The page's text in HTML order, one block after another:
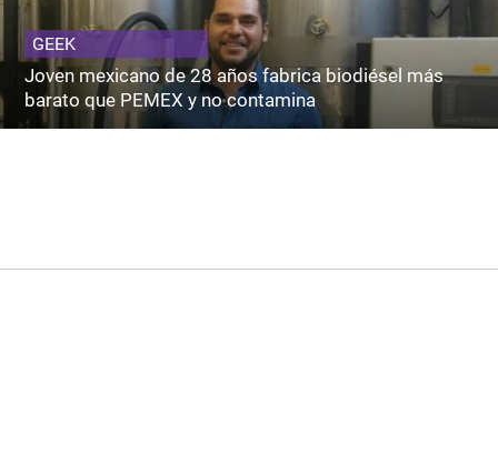
GEEK
Joven mexicano de 28 años fabrica biodiésel más
barato que PEMEX y no contamina